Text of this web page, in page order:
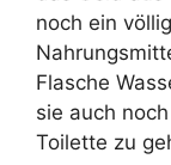
noch ein
Flasche
sie auch
Toilette zu